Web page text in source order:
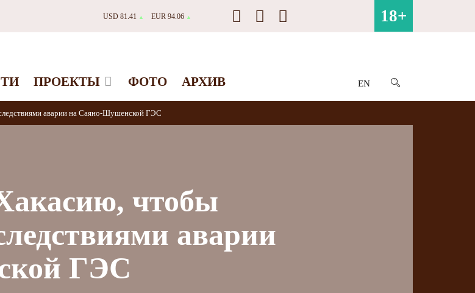
USD 81.41 ▲ EUR 94.06 ▲ 18+
ПРОЕКТЫ ФОТО АРХИВ EN
аварии на Саяно-Шушенской ГЭС
чтобы
аварии
ГЭС